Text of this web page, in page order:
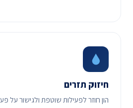
חיזוק תזרים
הון חוזר לפעילות שוטפת ולגישור על